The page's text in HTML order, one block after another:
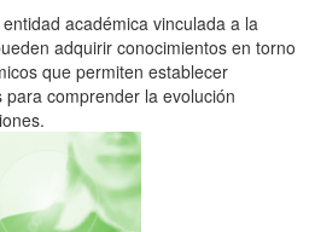
entidad académica vinculada a la
adquirir conocimientos en torno
que permiten establecer
comprender la evolución